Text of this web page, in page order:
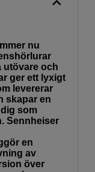
nu
utövare och
ger ett lyxigt
levererar
skapar en
som
Sennheiser
en
av
över